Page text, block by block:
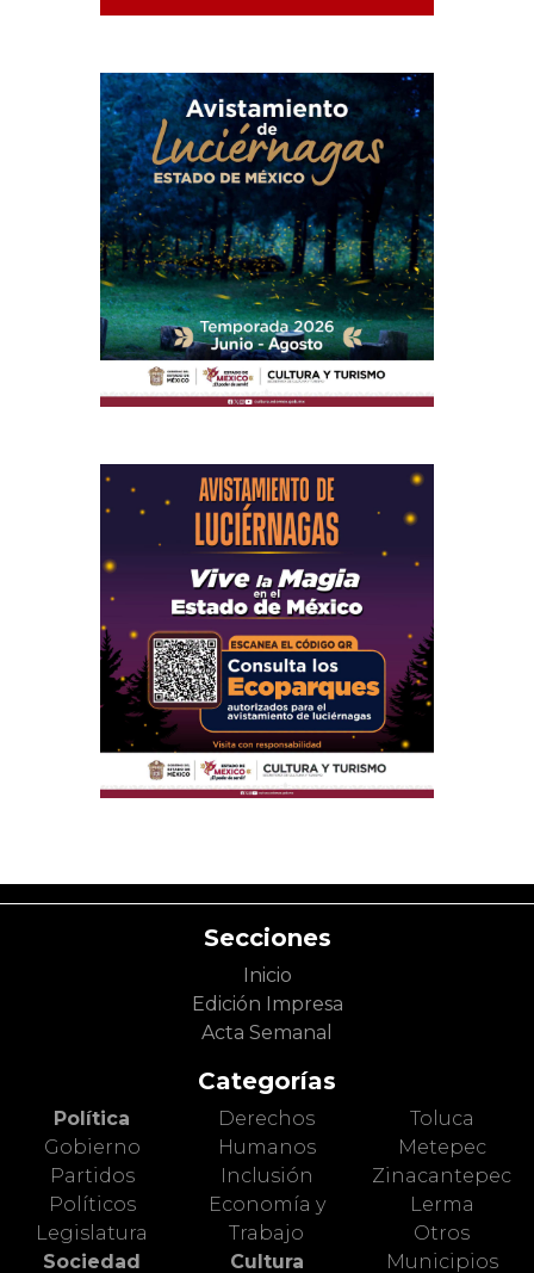
Secciones
Inicio
Edición Impresa
Acta Semanal
Categorías
Política
Gobierno
Partidos
Políticos
Legislatura
Sociedad
Derechos
Humanos
Inclusión
Economía y
Trabajo
Cultura
Toluca
Metepec
Zinacantepec
Lerma
Otros
Municipios